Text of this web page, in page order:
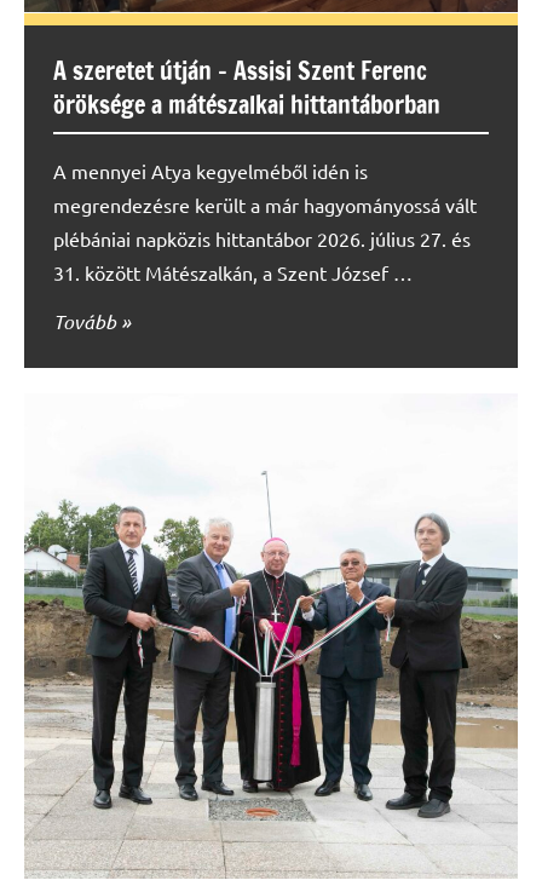
A szeretet útján – Assisi Szent Ferenc
öröksége a mátészalkai hittantáborban
A mennyei Atya kegyelméből idén is
megrendezésre került a már hagyományossá vált
plébániai napközis hittantábor 2026. július 27. és
31. között Mátészalkán, a Szent József …
Tovább